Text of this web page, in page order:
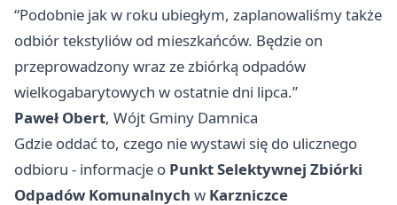
“Podobnie jak w roku ubiegłym, zaplanowaliśmy także
odbiór tekstyliów od mieszkańców. Będzie on
przeprowadzony wraz ze zbiórką odpadów
wielkogabarytowych w ostatnie dni lipca.”
Paweł Obert, Wójt Gminy Damnica
Gdzie oddać to, czego nie wystawi się do ulicznego
odbioru - informacje o Punkt Selektywnej Zbiórki
Odpadów Komunalnych w Karzniczce